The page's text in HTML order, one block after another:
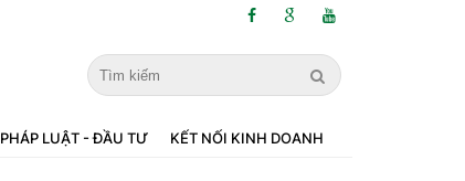
PHÁP LUẬT - ĐẦU TƯ KẾT NỐI KINH DOANH